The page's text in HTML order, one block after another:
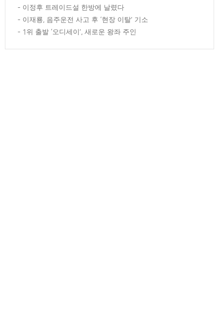
이정후 트레이드설 한방에 날렸다
이재룡, 음주운전 사고 후 ‘현장 이탈’ 기소
1위 출발 ‘오디세이’, 새로운 왕좌 주인